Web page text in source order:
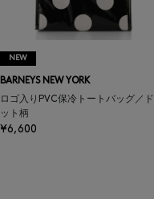
NEW
BARNEYS NEW YORK
ロゴ入りPVC保冷トートバッグ／ド
ット柄
¥6,600